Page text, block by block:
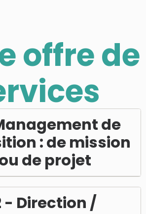
offre de
de
: de mission
de projet
- Direction /